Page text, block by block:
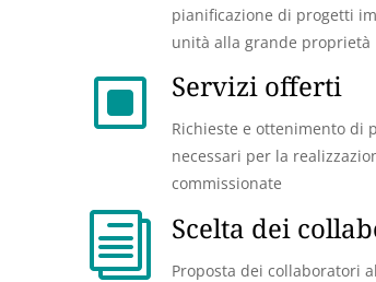
pianificazione di progetti
unità alla grande proprietà
W Servizi offerti
Richieste e ottenimento di
necessari per la
commissionate
i Scelta dei
Proposta dei collaboratori